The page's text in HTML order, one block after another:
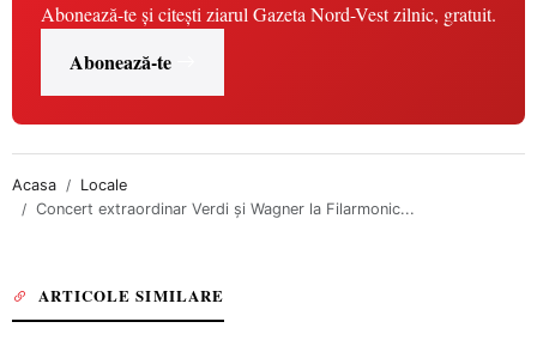
Abonează-te și citești ziarul Gazeta Nord-Vest zilnic, gratuit.
Abonează-te
Acasa
Locale
Concert extraordinar Verdi şi Wagner la Filarmonic...
ARTICOLE SIMILARE